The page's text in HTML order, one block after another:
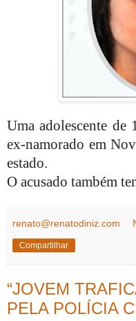
Uma adolescente de
ex-namorado em
estado.
O acusado também
renato@renatodiniz.com
Compartilhar
“JOVEM
PELA POLÍCIA